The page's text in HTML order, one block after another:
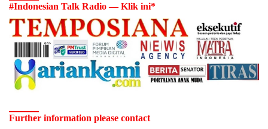
#Indonesian Talk Radio — Klik ini*
Further information please contact